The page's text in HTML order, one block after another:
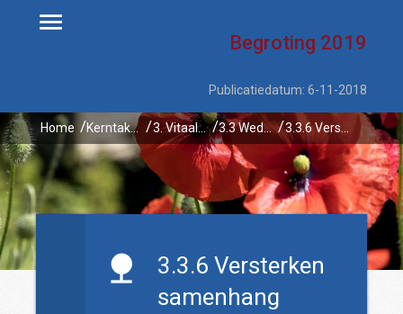
Begroting 2019
Publicatiedatum: 6-11-2018
Home Kerntaken 3. Vitaal platteland 3.3 Wederzijdse versterking van natuur & economie en van natuur & samenleving
3.3.6 Versterken
samenhang